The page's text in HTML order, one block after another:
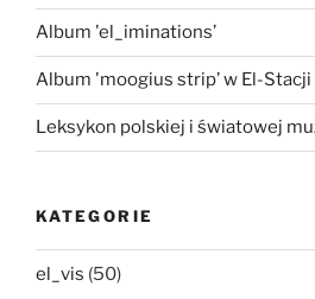
Album 'el_iminations’
Album 'moogius strip’ w El-Stacji
Leksykon polskiej i światowej
KATEGORIE
el_vis (50)